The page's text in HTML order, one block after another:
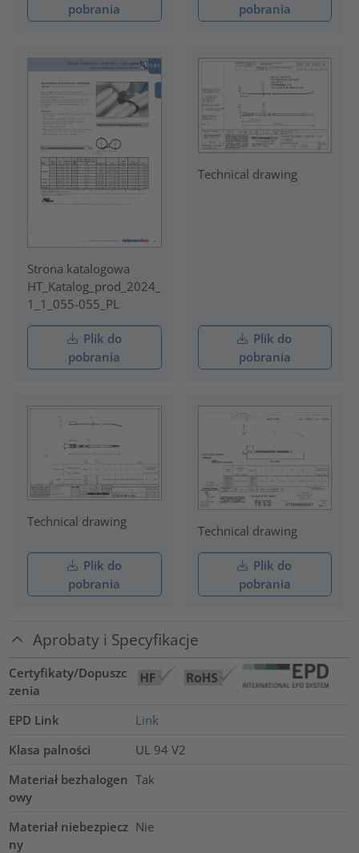
pobrania
pobrania
Strona katalogowa
HT_Katalog_prod_2024_
1_1_055-055_PL
Plik do
pobrania
Technical drawing
Plik do
pobrania
Technical drawing
Plik do
pobrania
Technical drawing
Plik do
pobrania
Aprobaty i Specyfikacje
Certyfikaty/Dopuszc
zenia
EPD Link
Link
Klasa palności
UL 94 V2
Materiał bezhalogen
owy
Tak
Materiał niebezpiecz
ny
Nie